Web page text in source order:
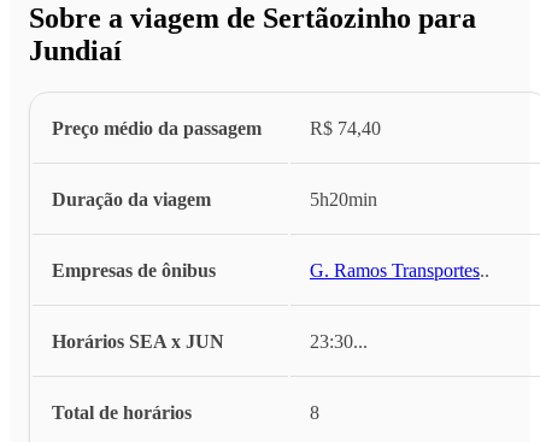
Sobre a viagem de Sertãozinho para
Jundiaí
Preço médio da passagem R$ 74,40
Duração da viagem 5h20min
Empresas de ônibus G. Ramos Transportes...
Horários SEA x JUN 23:30...
Total de horários 8